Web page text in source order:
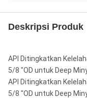
Deskripsi Produk
API Ditingkatkan
5/8 "OD untuk Deep
API Ditingkatkan
5/8 "OD untuk Deep